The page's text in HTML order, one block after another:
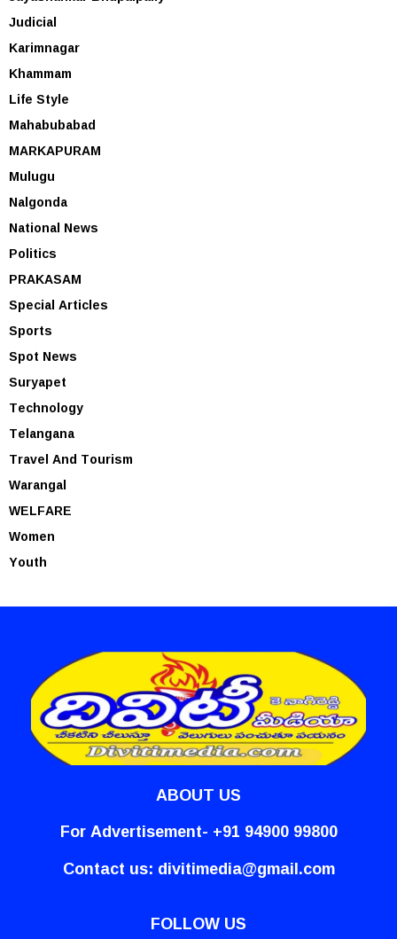
Judicial
Karimnagar
Khammam
Life Style
Mahabubabad
MARKAPURAM
Mulugu
Nalgonda
National News
Politics
PRAKASAM
Special Articles
Sports
Spot News
Suryapet
Technology
Telangana
Travel And Tourism
Warangal
WELFARE
Women
Youth
ABOUT US
For Advertisement- +91 94900 99800
Contact us: divitimedia@gmail.com
FOLLOW US